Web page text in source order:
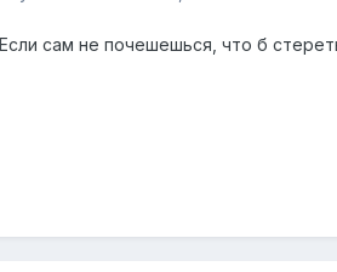
Если сам не почешешься, что б